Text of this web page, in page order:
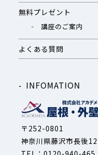
無料プレゼント
講座のご案内
よくある質問
INFOMATION
〒252-0801
神奈川県藤沢市長後